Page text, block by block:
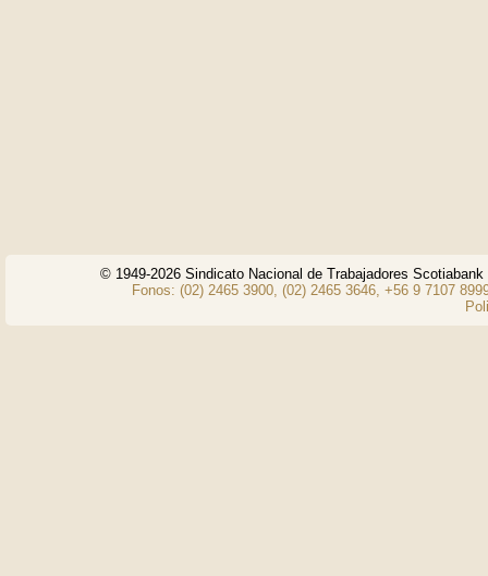
© 1949-2026 Sindicato Nacional de Trabajadores
Fonos: (02) 2465 3900, (02) 2465 3646, +56 9 7107